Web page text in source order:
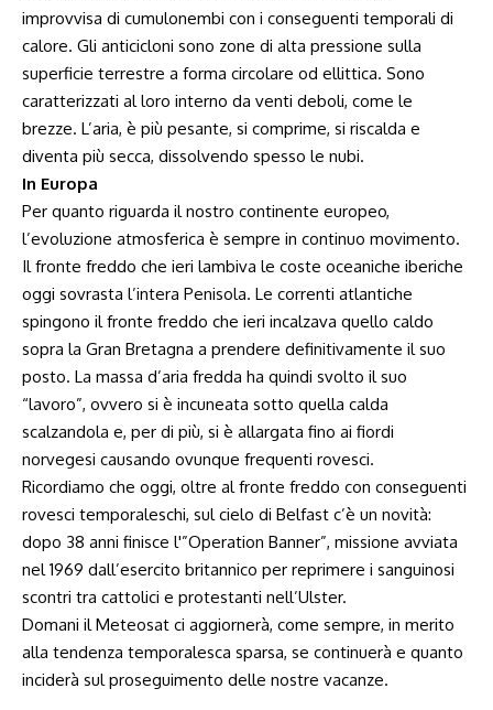
improvvisa di cumulonembi con i conseguenti temporali di
calore. Gli anticicloni sono zone di alta pressione sulla
superficie terrestre a forma circolare od ellittica. Sono
caratterizzati al loro interno da venti deboli, come le
brezze. L’aria, è più pesante, si comprime, si riscalda e
diventa più secca, dissolvendo spesso le nubi.
In Europa
Per quanto riguarda il nostro continente europeo,
l’evoluzione atmosferica è sempre in continuo movimento.
Il fronte freddo che ieri lambiva le coste oceaniche iberiche
oggi sovrasta l’intera Penisola. Le correnti atlantiche
spingono il fronte freddo che ieri incalzava quello caldo
sopra la Gran Bretagna a prendere definitivamente il suo
posto. La massa d’aria fredda ha quindi svolto il suo
“lavoro”, ovvero si è incuneata sotto quella calda
scalzandola e, per di più, si è allargata fino ai fiordi
norvegesi causando ovunque frequenti rovesci.
Ricordiamo che oggi, oltre al fronte freddo con conseguenti
rovesci temporaleschi, sul cielo di Belfast c’è un novità:
dopo 38 anni finisce l'”Operation Banner”, missione avviata
nel 1969 dall’esercito britannico per reprimere i sanguinosi
scontri tra cattolici e protestanti nell’Ulster.
Domani il Meteosat ci aggiornerà, come sempre, in merito
alla tendenza temporalesca sparsa, se continuerà e quanto
inciderà sul proseguimento delle nostre vacanze.